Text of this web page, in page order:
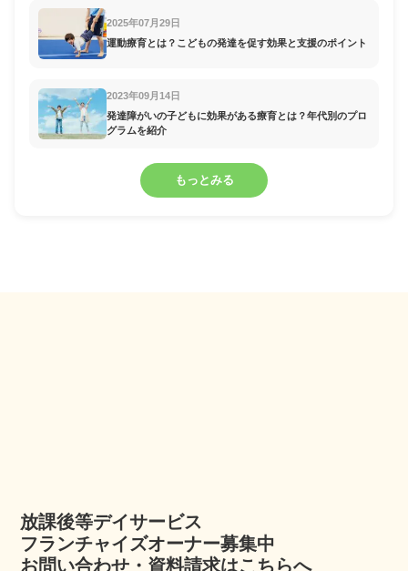
2025年07月29日
運動療育とは？こどもの発達を促す効果と支援のポイント
2023年09月14日
発達障がいの子どもに効果がある療育とは？年代別のプロ
グラムを紹介
もっとみる
放課後等デイサービス
フランチャイズオーナー募集中
お問い合わせ・資料請求はこちらへ